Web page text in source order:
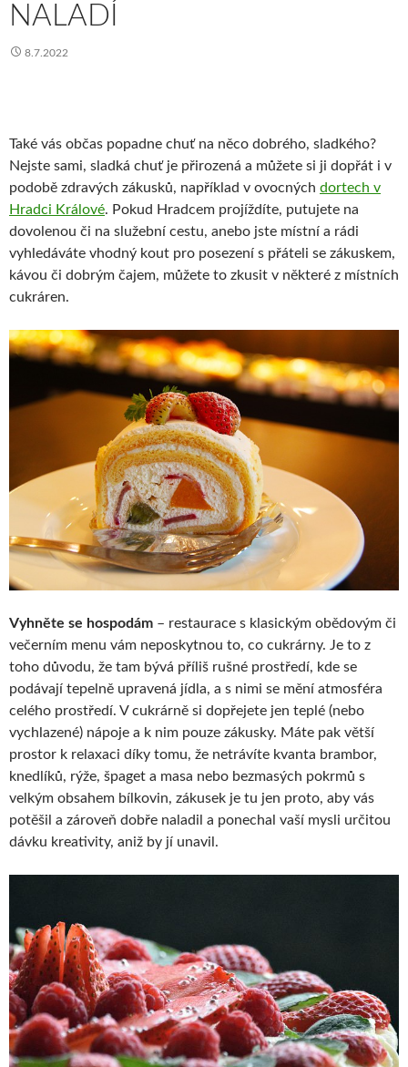
NALADÍ
8.7.2022
Také vás občas popadne chuť na něco dobrého, sladkého?
Nejste sami, sladká chuť je přirozená a můžete si ji dopřát i v
podobě zdravých zákusků, například v ovocných dortech v
Hradci Králové. Pokud Hradcem projíždíte, putujete na
dovolenou či na služební cestu, anebo jste místní a rádi
vyhledáváte vhodný kout pro posezení s přáteli se zákuskem,
kávou či dobrým čajem, můžete to zkusit v některé z místních
cukráren.
Vyhněte se hospodám – restaurace s klasickým obědovým či
večerním menu vám neposkytnou to, co cukrárny. Je to z
toho důvodu, že tam bývá příliš rušné prostředí, kde se
podávají tepelně upravená jídla, a s nimi se mění atmosféra
celého prostředí. V cukrárně si dopřejete jen teplé (nebo
vychlazené) nápoje a k nim pouze zákusky. Máte pak větší
prostor k relaxaci díky tomu, že netrávíte kvanta brambor,
knedlíků, rýže, špaget a masa nebo bezmasých pokrmů s
velkým obsahem bílkovin, zákusek je tu jen proto, aby vás
potěšil a zároveň dobře naladil a ponechal vaší mysli určitou
dávku kreativity, aniž by jí unavil.